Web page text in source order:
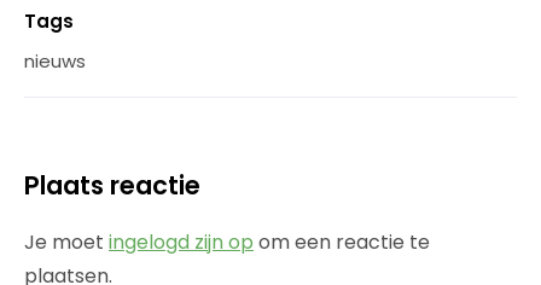
Tags
nieuws
Plaats reactie
Je moet ingelogd zijn op om een reactie te
plaatsen.